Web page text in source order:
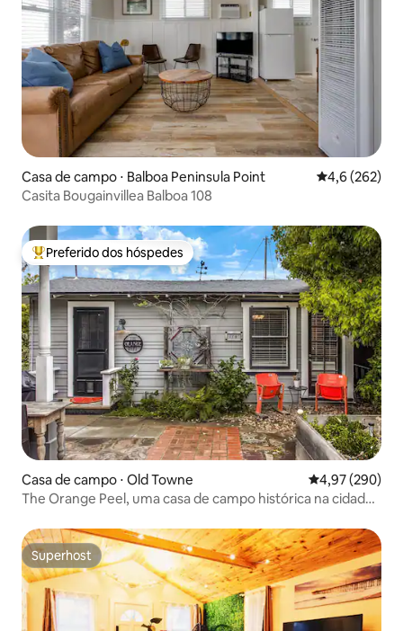
Casa de campo ⋅ Balboa Peninsula Point 4,6 de uma
4,6 (262)
Casita Bougainvillea Balboa 108
Entre os melhores preferidos dos hóspedes
Preferido dos hóspedes
Casa de campo ⋅ Old Towne 4,97 de uma
4,97 (290)
The Orange Peel, uma casa de campo histórica na cidade
Superhost
Superhost